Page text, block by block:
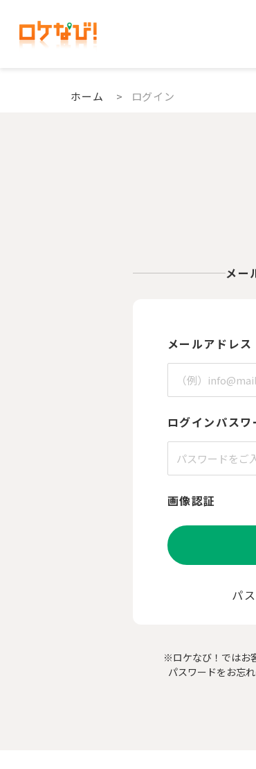
ホーム > ログイン
メー
メールアドレス
ログインパスワ
画像認証
パ
※ロケなび！ではお
パスワードをお忘